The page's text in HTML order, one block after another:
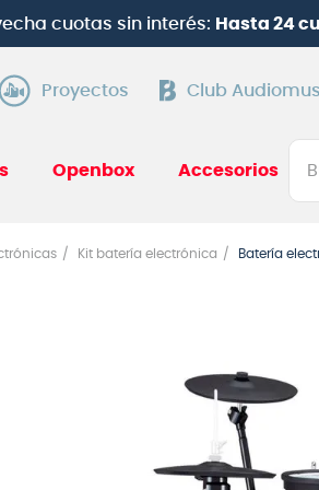
¡Suscríbete en
Proyectos Club
Openbox Accesorios
Kit batería electrónica Batería
1.
4